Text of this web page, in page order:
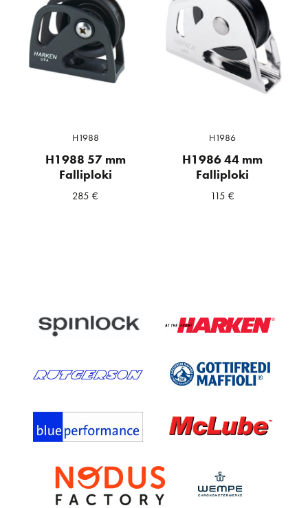
H1988
H1988 57 mm
Falliploki
285€
H1986
H1986 44 mm
Falliploki
115€